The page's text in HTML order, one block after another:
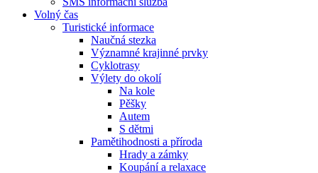
Volný čas
Turistické informace
Naučná stezka
Významné krajinné prvky
Cyklotrasy
Výlety do okolí
Na kole
Pěšky
Autem
S dětmi
Pamětihodnosti a příroda
Hrady a zámky
Koupání a relaxace